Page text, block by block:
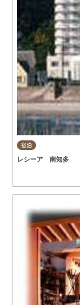
宿泊
レシーア 南知多